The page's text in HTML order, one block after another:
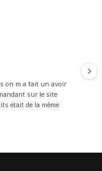
on m a fait un avoir
sur le site
était de la même